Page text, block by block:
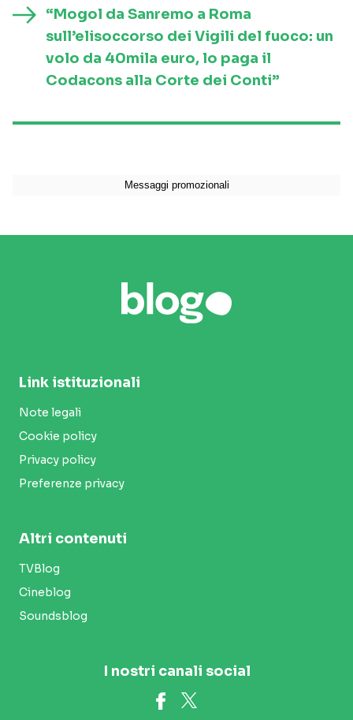
“Mogol da Sanremo a Roma
sull’elisoccorso dei Vigili del fuoco: un
volo da 40mila euro, lo paga il
Codacons alla Corte dei Conti”
Link istituzionali
Note legali
Cookie policy
Privacy policy
Preferenze privacy
Altri contenuti
TVBlog
Cineblog
Soundsblog
I nostri canali social